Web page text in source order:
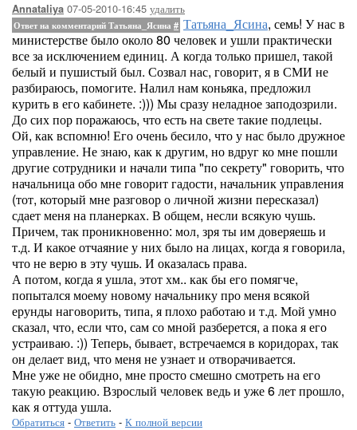
Annataliya 07-05-2010-16:45 удалить
Ответ на комментарий Татьяна_Ясина # Татьяна_Ясина, семь! У нас в
министерстве было около 80 человек и ушли практически
все за исключением единиц. А когда только пришел, такой
белый и пушистый был. Созвал нас, говорит, я в СМИ не
разбираюсь, помогите. Налил нам коньяка, предложил
курить в его кабинете. :))) Мы сразу неладное заподозрили.
До сих пор поражаюсь, что есть на свете такие подлецы.
Ой, как вспомню! Его очень бесило, что у нас было дружное
управление. Не знаю, как к другим, но вдруг ко мне пошли
другие сотрудники и начали типа "по секрету" говорить, что
начальница обо мне говорит гадости, начальник управления
(тот, который мне разговор о личной жизни пересказал)
сдает меня на планерках. В общем, несли всякую чушь.
Причем, так проникновенно: мол, зря ты им доверяешь и
т.д. И какое отчаяние у них было на лицах, когда я говорила,
что не верю в эту чушь. И оказалась права.
А потом, когда я ушла, этот хм.. как бы его помягче,
попытался моему новому начальнику про меня всякой
ерунды наговорить, типа, я плохо работаю и т.д. Мой умно
сказал, что, если что, сам со мной разберется, а пока я его
устраиваю. :)) Теперь, бывает, встречаемся в коридорах, так
он делает вид, что меня не узнает и отворачивается.
Мне уже не обидно, мне просто смешно смотреть на его
такую реакцию. Взрослый человек ведь и уже 6 лет прошло,
как я оттуда ушла.
Обратиться - Ответить - К полной версии